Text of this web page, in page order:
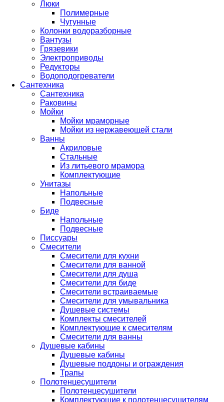
Люки
Полимерные
Чугунные
Колонки водоразборные
Вантузы
Грязевики
Электроприводы
Редукторы
Водоподогреватели
Сантехника
Сантехника
Раковины
Мойки
Мойки мраморные
Мойки из нержавеющей стали
Ванны
Акриловые
Стальные
Из литьевого мрамора
Комплектующие
Унитазы
Напольные
Подвесные
Биде
Напольные
Подвесные
Писсуары
Смесители
Смесители для кухни
Смесители для ванной
Смесители для душа
Смесители для биде
Смесители встраиваемые
Смесители для умывальника
Душевые системы
Комплекты смесителей
Комплектующие к смесителям
Смесители для ванны
Душевые кабины
Душевые кабины
Душевые поддоны и ограждения
Трапы
Полотенцесушители
Полотенцесушители
Комплектующие к полотенцесушителям